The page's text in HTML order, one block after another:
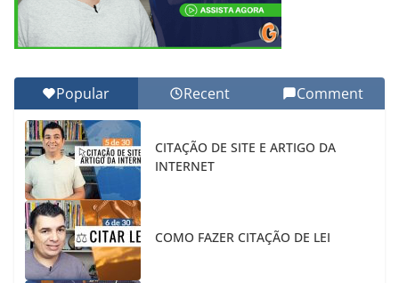
Popular Recent Comment
CITAÇÃO DE SITE E ARTIGO DA
INTERNET
COMO FAZER CITAÇÃO DE LEI